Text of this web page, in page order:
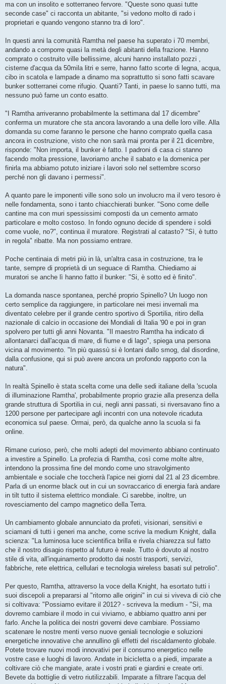
ma con un insolito e sotterraneo fervore. "Queste sono quasi tutte
seconde case" ci racconta un abitante, "si vedono molto di rado i
proprietari e quando vengono stanno tra di loro".
In questi anni la comunità Ramtha nel paese ha superato i 70 membri,
andando a comporre quasi la metà degli abitanti della frazione. Hanno
comprato o costruito ville bellissime, alcuni hanno installato pozzi ,
cisterne d'acqua da 50mila litri e serre, hanno fatto scorte di legna, acqua,
cibo in scatola e lampade a dinamo ma soprattutto si sono fatti scavare
bunker sotterranei come rifugio. Quanti? Tanti, in paese lo sanno tutti, ma
nessuno può farne un conto esatto.
"I Ramtha arriveranno probabilmente la settimana dal 17 dicembre"
conferma un muratore che sta ancora lavorando a una delle loro ville. Alla
domanda su come faranno le persone che hanno comprato quella casa
ancora in costruzione, visto che non sarà mai pronta per il 21 dicembre,
risponde: "Non importa, il bunker è fatto. I padroni di casa ci stanno
facendo molta pressione, lavoriamo anche il sabato e la domenica per
finirla ma abbiamo potuto iniziare i lavori solo nel settembre scorso
perché non gli davano i permessi".
A quanto pare le imponenti ville sono solo un involucro ma il vero tesoro è
nelle fondamenta, sono i tanto chiacchierati bunker. "Sono come delle
cantine ma con muri spessissimi composti da un cemento armato
particolare e molto costoso. In fondo ognuno decide di spendere i soldi
come vuole, no?", continua il muratore. Registrati al catasto? "Sì, è tutto
in regola" ribatte. Ma non possiamo entrare.
Poche centinaia di metri più in là, un'altra casa in costruzione, tra le
tante, sempre di proprietà di un seguace di Ramtha. Chiediamo ai
muratori se anche lì hanno fatto il bunker: "Si, è sotto ed è finito".
La domanda nasce spontanea, perché proprio Spinello? Un luogo non
certo semplice da raggiungere, in particolare nei mesi invernali ma
diventato celebre per il grande centro sportivo di Sportilia, ritiro della
nazionale di calcio in occasione dei Mondiali di Italia '90 e poi in gran
spolvero per tutti gli anni Novanta. "Il maestro Ramtha ha indicato di
allontanarci dall'acqua di mare, di fiume e di lago", spiega una persona
vicina al movimento. "In più quassù si è lontani dallo smog, dal disordine,
dalla confusione, qui si può avere ancora un profondo rapporto con la
natura".
In realtà Spinello è stata scelta come una delle sedi italiane della 'scuola
di illuminazione Ramtha', probabilmente proprio grazie alla presenza della
grande struttura di Sportilia in cui, negli anni passati, si riversavano fino a
1200 persone per partecipare agli incontri con una notevole ricaduta
economica sul paese. Ormai, però, da qualche anno la scuola si fa
online.
Rimane curioso, però, che molti adepti del movimento abbiano continuato
a investire a Spinello. La profezia di Ramtha, così come molte altre,
intendono la prossima fine del mondo come uno stravolgimento
ambientale e sociale che toccherà l'apice nei giorni dal 21 al 23 dicembre.
Parla di un enorme black out in cui un sovraccarico di energia farà andare
in tilt tutto il sistema elettrico mondiale. Ci sarebbe, inoltre, un
rovesciamento del campo magnetico della Terra.
Un cambiamento globale annunciato da profeti, visionari, sensitivi e
sciamani di tutti i generi ma anche, come scrive la medium Knight, dalla
scienza: "La luminosa luce scientifica brilla e rivela chiarezza sul fatto
che il nostro disagio rispetto al futuro è reale. Tutto è dovuto al nostro
stile di vita, all'inquinamento prodotto dai nostri trasporti, servizi,
fabbriche, rete elettrica, cellulari e tecnologia wireless basati sul petrolio".
Per questo, Ramtha, attraverso la voce della Knight, ha esortato tutti i
suoi discepoli a prepararsi al "ritorno alle origini" in cui si viveva di ciò che
si coltivava: "Possiamo evitare il 2012? - scriveva la medium - "Sì, ma
dovremo cambiare il modo in cui viviamo, e abbiamo quattro anni per
farlo. Anche la politica dei nostri governi deve cambiare. Possiamo
scatenare le nostre menti verso nuove geniali tecnologie e soluzioni
energetiche innovative che annullino gli effetti del riscaldamento globale.
Potete trovare nuovi modi innovativi per il consumo energetico nelle
vostre case e luoghi di lavoro. Andate in bicicletta o a piedi, imparate a
coltivare ciò che mangiate, arate i vostri prati e giardini e create orti.
Bevete da bottiglie di vetro riutilizzabili. Imparate a filtrare l'acqua del